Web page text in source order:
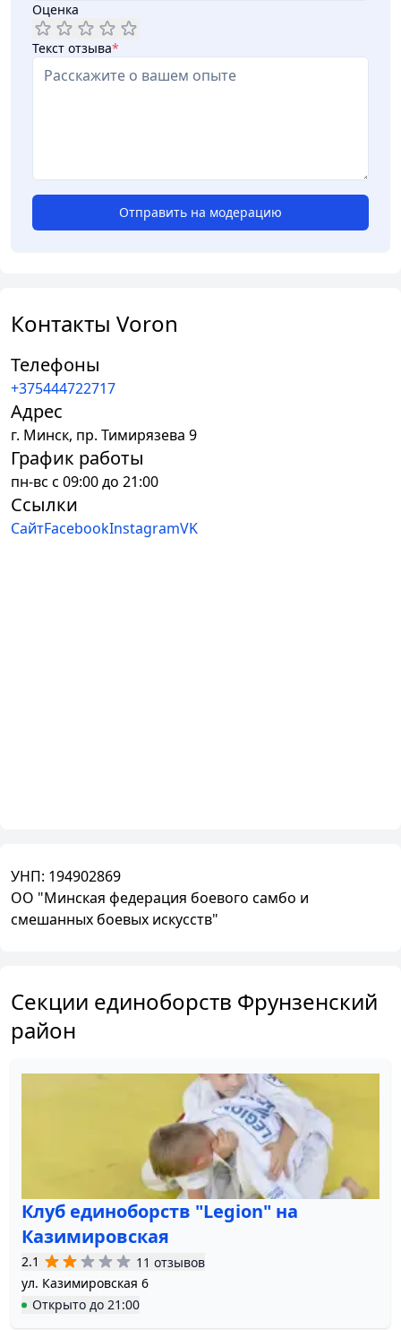
Оценка
Текст отзыва*
Отправить на модерацию
Контакты Voron
Телефоны
+375444722717
Адрес
г. Минск, пр. Тимирязева 9
График работы
пн-вс с 09:00 до 21:00
Ссылки
СайтFacebookInstagramVK
УНП: 194902869
ОО "Минская федерация боевого самбо и
смешанных боевых искусств"
Секции единоборств Фрунзенский
район
Клуб единоборств "Legion" на
Казимировская
2.1
11 отзывов
ул. Казимировская 6
Открыто до 21:00